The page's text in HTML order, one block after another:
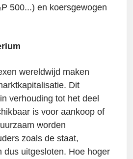
500...) en koersgewogen
wereldwijd maken
Dit
verhouding tot het deel
is voor aankoop of
worden
zoals de staat,
dus uitgesloten. Hoe hoger